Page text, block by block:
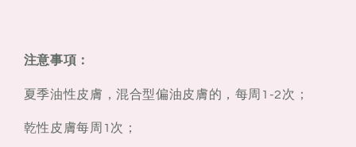
注意事項：
夏季油性皮膚，混合型偏油皮膚的，每周1-2次；
乾性皮膚每周1次；